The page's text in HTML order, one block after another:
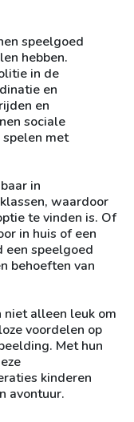
speelgoed
hebben.
in de
en
en
sociale
met
in
waardoor
te vinden is. Of
in huis of een
een speelgoed
behoeften van
niet alleen leuk om
voordelen op
Met hun
kinderen
avontuur.